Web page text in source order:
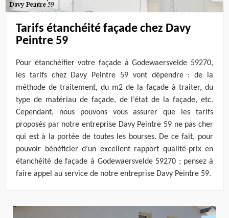
Tarifs étanchéité façade chez Davy
Peintre 59
Pour étanchéifier votre façade à Godewaersvelde 59270,
les tarifs chez Davy Peintre 59 vont dépendre : de la
méthode de traitement, du m2 de la façade à traiter, du
type de matériau de façade, de l’état de la façade, etc.
Cependant, nous pouvons vous assurer que les tarifs
proposés par notre entreprise Davy Peintre 59 ne pas cher
qui est à la portée de toutes les bourses. De ce fait, pour
pouvoir bénéficier d’un excellent rapport qualité-prix en
étanchéité de façade à Godewaersvelde 59270 ; pensez à
faire appel au service de notre entreprise Davy Peintre 59.